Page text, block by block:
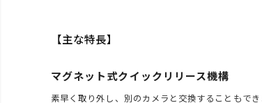
【主な特長】
マグネット式クイックリリース機構
素早く取り外し、別のカメラと交換することもでき